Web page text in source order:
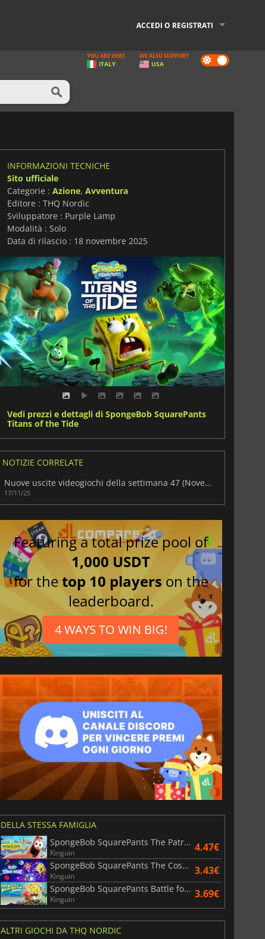
ACCEDI O REGISTRATI
Dark
mode
YOU ARE HERE
ITALY
WE ALSO SUPPORT
USA
INFORMAZIONI TECNICHE
Sito ufficiale
Categorie : Azione, Avventura
Editore : THQ Nordic
Sviluppatore : Purple Lamp
Modalità : Solo
Data di rilascio : 18 novembre 2025
Vedi prezzi e dettagli di SpongeBob SquarePants
Titans of the Tide
NOTIZIE CORRELATE
Nuove uscite videogiochi della settimana 47 (Novembre 2025)
17/11/25
Featuring a total prize pool of
1,000 USDT
for thetop 10 players on the
leaderboard.
4 WAYS TO WIN BIG!
DELLA STESSA FAMIGLIA
SpongeBob SquarePants The Patrick Star Game
Kinguin 4.47€
SpongeBob SquarePants The Cosmic Shake
Kinguin 3.43€
SpongeBob SquarePants Battle for Bikini Bottom Rehydrated
Kinguin 3.69€
ALTRI GIOCHI DA THQ NORDIC